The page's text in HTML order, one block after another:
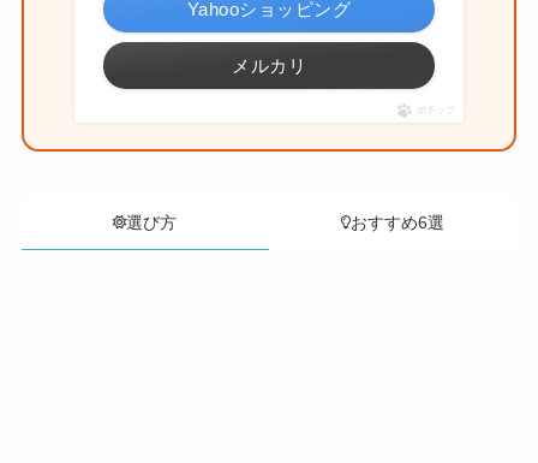
Yahooショッピング
メルカリ
ポチップ
選び方 おすすめ6選